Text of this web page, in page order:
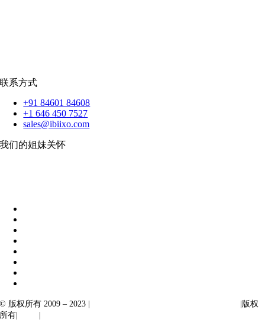
联系方式
+91 84601 84608
+1 646 450 7527
sales@ibiixo.com
我们的姐妹关怀
© 版权所有 2009 – 2023 |
|版权
所有|
|